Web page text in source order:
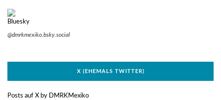
@dmrkmexiko.bsky.social
X (EHEMALS TWITTER)
Posts auf X by DMRKMexiko